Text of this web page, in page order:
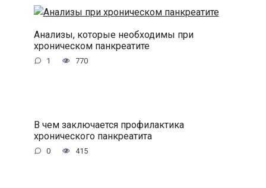
Анализы, которые необходимы при
хроническом панкреатите
1 770
В чем заключается профилактика
хронического панкреатита
0 415